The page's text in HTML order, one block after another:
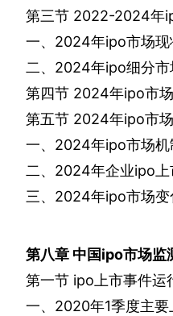
第三节 2022-2024年
一、 2024年ipo市场现
二、 2024年ipo细分
第四节 2024年ipo市
第五节 2024年ipo市
一、 2024年ipo市场
二、 2024年企业ipo
三、 2024年ipo市场
第八章 中国ipo市场监
第一节 ipo 上市事件运
一、 2020年1季度主要